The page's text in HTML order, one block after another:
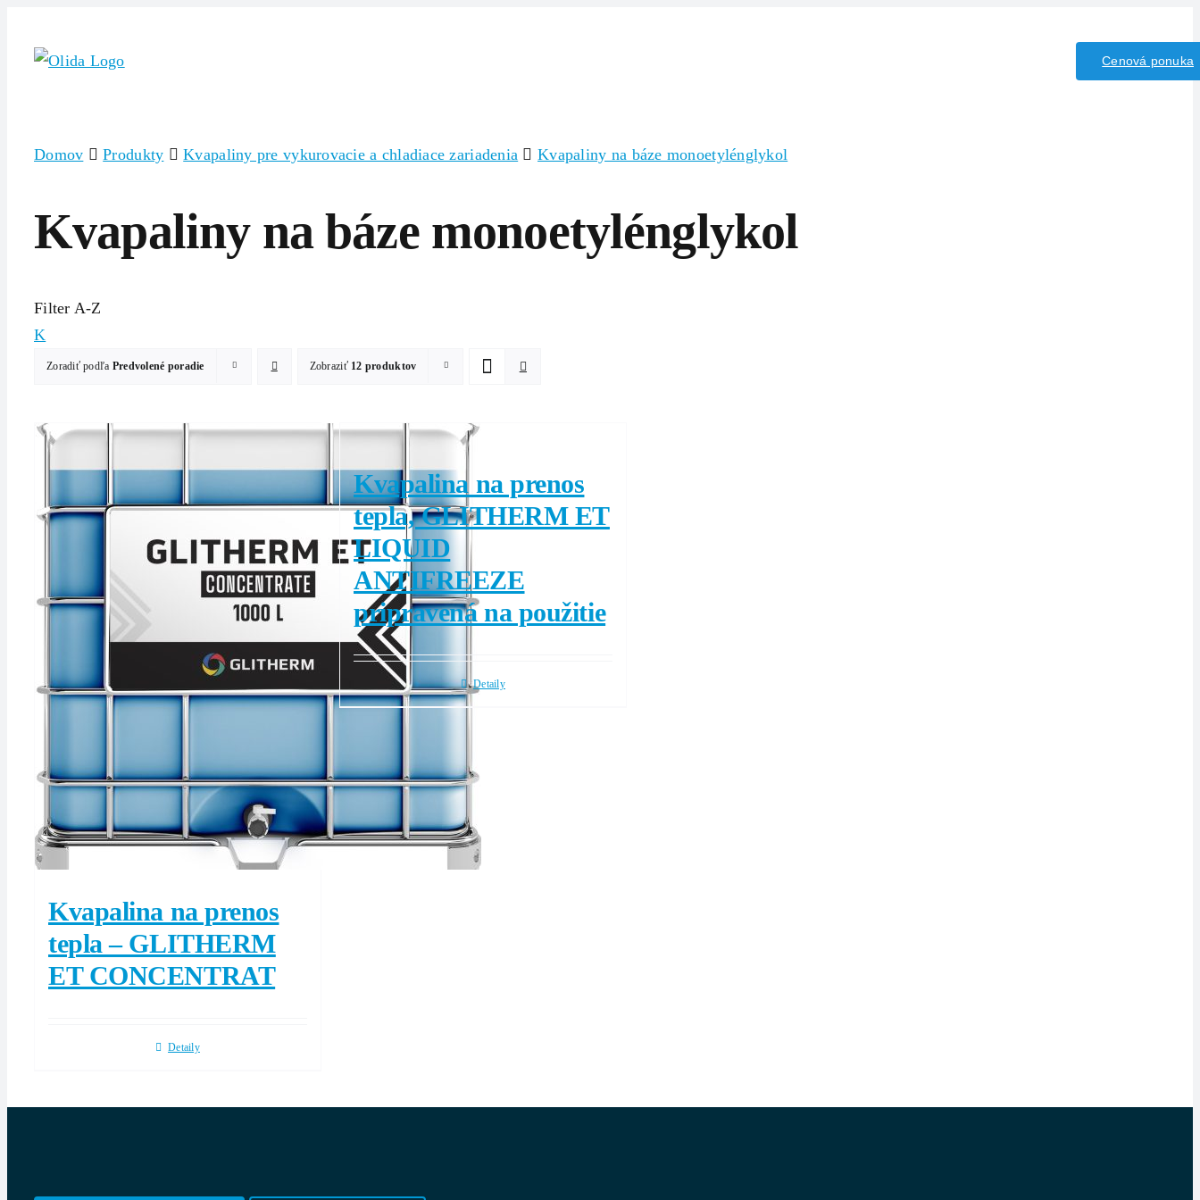
content
Cenová ponuka
Domov Produkty Kvapaliny pre vykurovacie a chladiace zariadenia Kvapaliny na báze monoetylénglykol
Kvapaliny na báze monoetylénglykol
Filter A-Z
K
Zoradiť podľa Predvolené poradie Zobraziť 12 produktov
Kvapalina na prenos
tepla – GLITHERM
ET CONCENTRAT
Detaily
Kvapalina na prenos
tepla, GLITHERM ET
LIQUID
ANTIFREEZE
pripravená na použitie
Detaily